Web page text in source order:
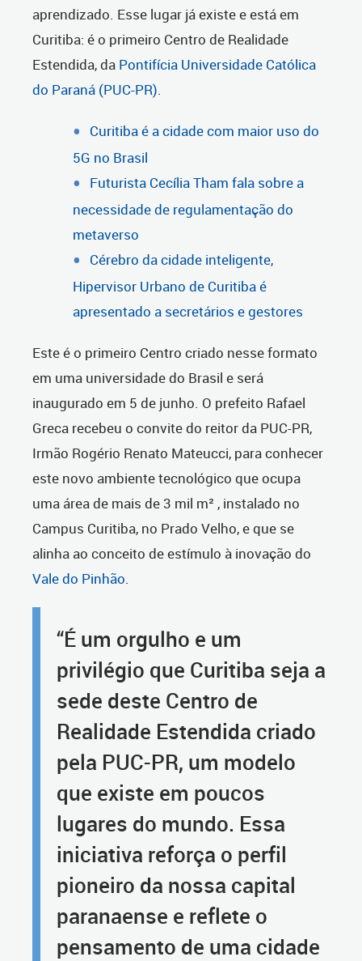
aprendizado. Esse lugar já existe e está em
Curitiba: é o primeiro Centro de Realidade
Estendida, da Pontifícia Universidade Católica
do Paraná (PUC-PR).
Curitiba é a cidade com maior uso do
5G no Brasil
Futurista Cecília Tham fala sobre a
necessidade de regulamentação do
metaverso
Cérebro da cidade inteligente,
Hipervisor Urbano de Curitiba é
apresentado a secretários e gestores
Este é o primeiro Centro criado nesse formato
em uma universidade do Brasil e será
inaugurado em 5 de junho. O prefeito Rafael
Greca recebeu o convite do reitor da PUC-PR,
Irmão Rogério Renato Mateucci, para conhecer
este novo ambiente tecnológico que ocupa
uma área de mais de 3 mil m² , instalado no
Campus Curitiba, no Prado Velho, e que se
alinha ao conceito de estímulo à inovação do
Vale do Pinhão.
“É um orgulho e um
privilégio que Curitiba seja a
sede deste Centro de
Realidade Estendida criado
pela PUC-PR, um modelo
que existe em poucos
lugares do mundo. Essa
iniciativa reforça o perfil
pioneiro da nossa capital
paranaense e reflete o
pensamento de uma cidade